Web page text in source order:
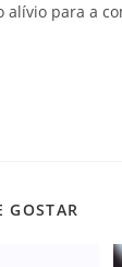
alívio para a
GOSTAR